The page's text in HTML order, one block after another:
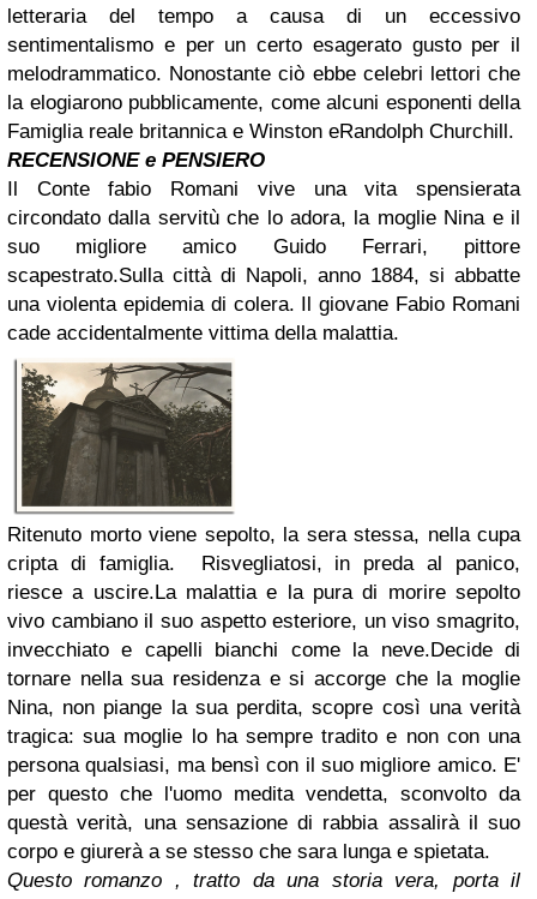
letteraria del tempo a causa di un eccessivo
sentimentalismo e per un certo esagerato gusto per il
melodrammatico. Nonostante ciò ebbe celebri lettori che
la elogiarono pubblicamente, come alcuni esponenti della
Famiglia reale britannica e Winston eRandolph Churchill.
RECENSIONE e PENSIERO
Il Conte fabio Romani vive una vita spensierata
circondato dalla servitù che lo adora, la moglie Nina e il
suo migliore amico Guido Ferrari, pittore
scapestrato.Sulla città di Napoli, anno 1884, si abbatte
una violenta epidemia di colera. Il giovane Fabio Romani
cade accidentalmente vittima della malattia.
Ritenuto morto viene sepolto, la sera stessa, nella cupa
cripta di famiglia. Risvegliatosi, in preda al panico,
riesce a uscire.La malattia e la pura di morire sepolto
vivo cambiano il suo aspetto esteriore, un viso smagrito,
invecchiato e capelli bianchi come la neve.Decide di
tornare nella sua residenza e si accorge che la moglie
Nina, non piange la sua perdita, scopre così una verità
tragica: sua moglie lo ha sempre tradito e non con una
persona qualsiasi, ma bensì con il suo migliore amico. E'
per questo che l'uomo medita vendetta, sconvolto da
questà verità, una sensazione di rabbia assalirà il suo
corpo e giurerà a se stesso che sara lunga e spietata.
Questo romanzo , tratto da una storia vera, porta il